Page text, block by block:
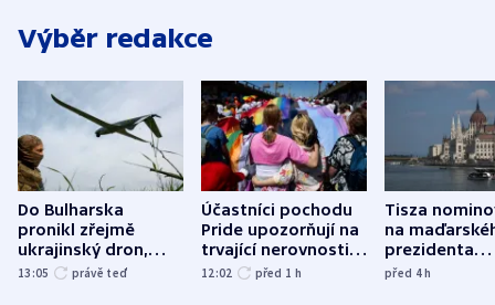
Výběr redakce
Do Bulharska
pronikl zřejmě
ukrajinský dron,
explodoval kilometr
13:05 právě teď
Účastníci pochodu
Pride upozorňují na
trvající nerovnosti i
společenskou
12:02 před 1 h
Tisza
na
prezidenta
bývalého
před 4h